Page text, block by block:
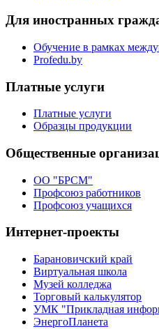
Для иностранных
Обучение в рамках
Profedu.by
Платные услуги
Платные услуги
Образцы продукции
Общественные
ОО "БРСМ"
Профсоюз работников
Профсоюз учащихся
Интернет-проекты
Барановичский край
Виртуальная школа
Музей колледжа
Торговый калькулятор
УМК "Прикладная
ЭнергоПланета